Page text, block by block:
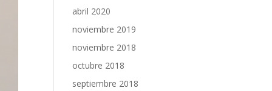
abril 2020
noviembre 2019
noviembre 2018
octubre 2018
septiembre 2018